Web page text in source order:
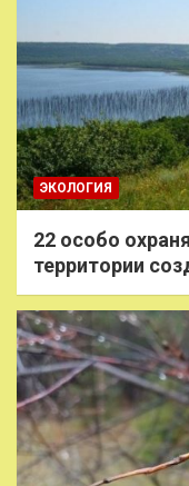
ЭКОЛОГИЯ
22 особо
территории